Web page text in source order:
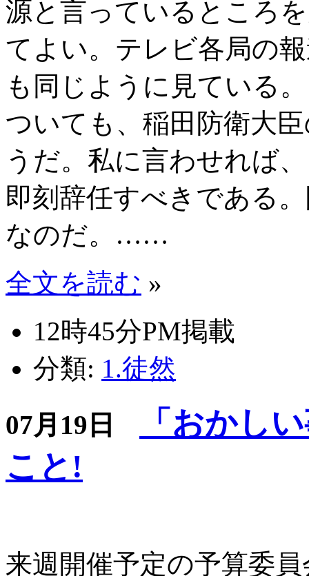
源と言っているところ
てよい。テレビ各局の
も同じように見ている
ついても、稲田防衛大
うだ。私に言わせれば
即刻辞任すべきである
なのだ。……
全文を読む »
12時45分PM掲載
分類: 1.徒然
07月19日
「おかし
こと!
来週開催予定の予算委